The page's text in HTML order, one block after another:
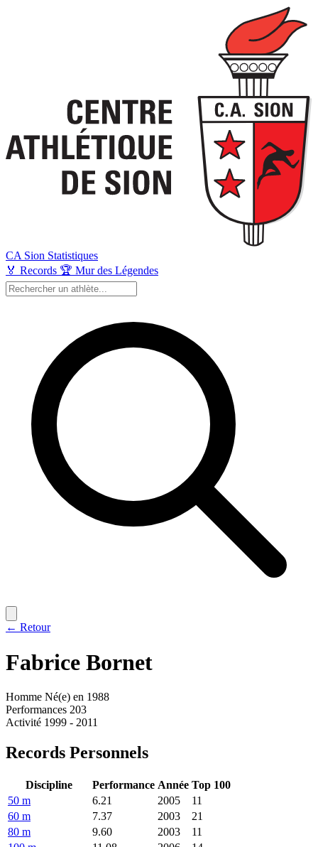
CA Sion Statistiques
🏅 Records 🏆 Mur des Légendes
← Retour
Fabrice Bornet
Homme Né(e) en 1988
Performances 203
Activité 1999 - 2011
Records Personnels
Discipline Performance Année Top 100
50 m
6.21 2005
11
60 m
7.37 2003
21
80 m
9.60 2003
11